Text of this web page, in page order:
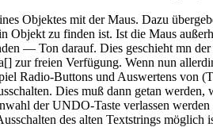
Objektes mit der Maus. Dazu
Objekt zu finden ist. Ist die Maus
— Ton darauf. Dies geschieht mn
zur freien Verfügung. Wenn nun
Radio-Buttons und Auswertens
Dies muß dann getan
der UNDO-Taste verlassen
des alten Textstrings möglich